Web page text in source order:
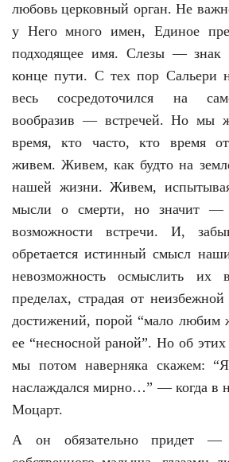
любовь церковный орган. Не
у Него много имен, Единое
подходящее имя. Слезы — знак
конце пути. С тех пор Сальери
весь сосредоточился на
вообразив — встречей. Но мы
время, кто часто, кто время
живем. Живем, как будто на
нашей жизни. Живем,
мысли о смерти, но значит —
возможности встречи. И,
обретается истинный смысл
невозможность осмыслить их
пределах, страдая от
достижений, порой “мало любим
ее “несносной раной”. Но об
мы потом наверняка скажем:
наслаждался мирно…” — когда в
Моцарт.
А он обязательно придет —